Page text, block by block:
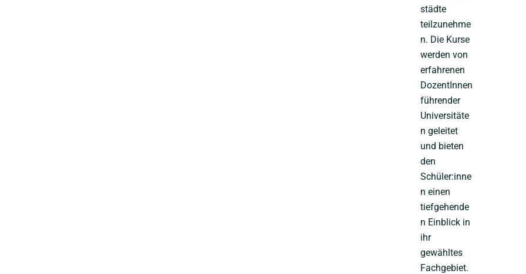
städte
teilzunehme
n. Die Kurse
werden von
erfahrenen
DozentInnen
führender
Universitäte
n geleitet
und bieten
den
Schüler:inne
n einen
tiefgehende
n Einblick in
ihr
gewähltes
Fachgebiet.